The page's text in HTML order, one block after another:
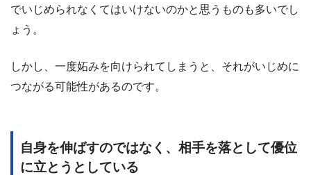
でいじめられなくてはいけないのかと思うものも多いでし
ょう。
しかし、一度妬みを向けられてしまうと、それがいじめに
つながる可能性があるのです。
自身を伸ばすのではなく、相手を落として優位
に立とうとしている